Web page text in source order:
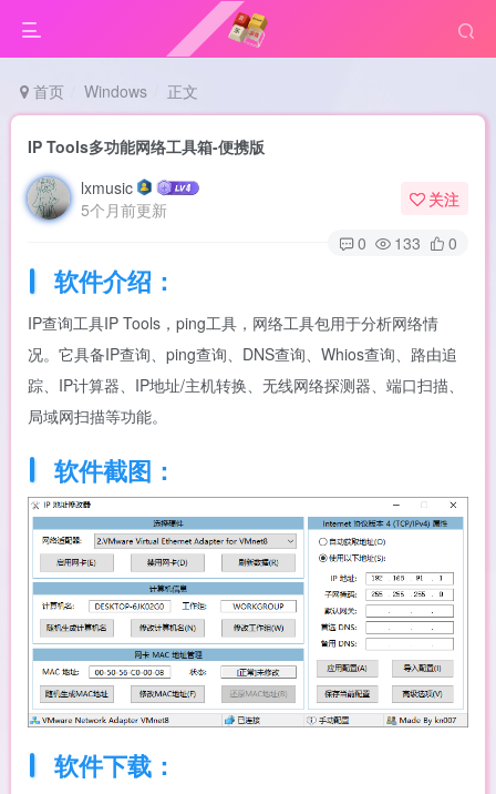
首页 Windows 正文
IP Tools多功能网络工具箱-便携版
lxmusic
5个月前更新
关注
0
133 0
软件介绍：
IP查询工具IP Tools，ping工具，网络工具包用于分析网络情
况。它具备IP查询、ping查询、DNS查询、Whios查询、路由追
踪、IP计算器、IP地址/主机转换、无线网络探测器、端口扫描、
局域网扫描等功能。
软件截图：
软件下载：